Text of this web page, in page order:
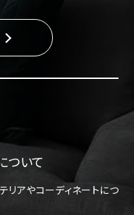
ついて
リアやコーディネートにつ